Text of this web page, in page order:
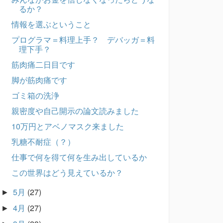
るか？
情報を選ぶということ
プログラマ＝料理上手？ デバッガ＝料
理下手？
筋肉痛二日目です
脚が筋肉痛です
ゴミ箱の洗浄
親密度や自己開示の論文読みました
10万円とアベノマスク来ました
乳糖不耐症（？）
仕事で何を得て何を生み出しているか
この世界はどう見えているか？
► 5月 (27)
► 4月 (27)